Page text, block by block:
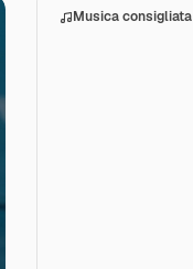
Musica consigliata